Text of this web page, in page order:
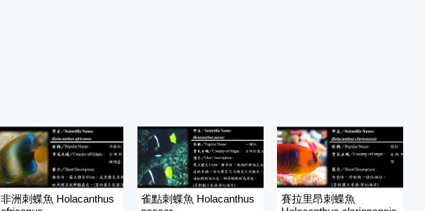
非洲刺蝶魚 Holacanthus
雀點刺蝶魚 Holacanthus
賽拉里昂刺蝶魚